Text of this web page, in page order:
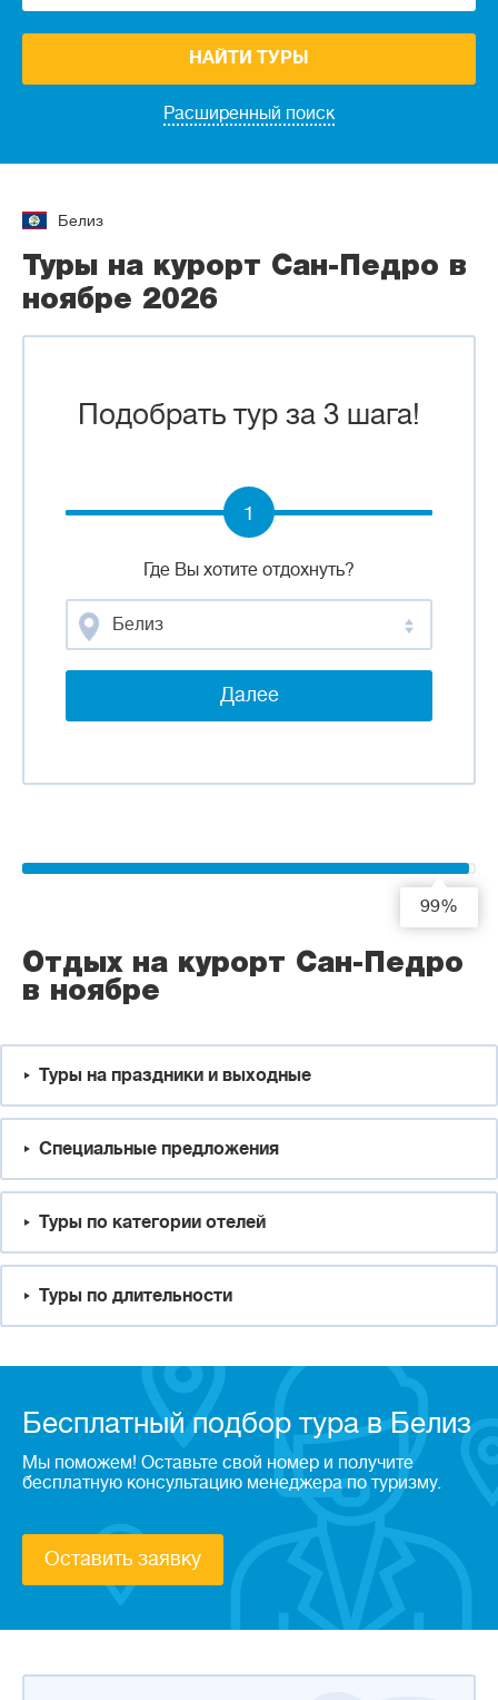
Расширенный поиск
НАЙТИ ТУРЫ
Белиз
Туры на курорт Сан-Педро в
ноябре 2026
Подобрать тур за 3 шага!
Где Вы хотите отдохнуть?
Белиз
Далее
1
99%
Отдых на курорт Сан-Педро
в ноябре
Туры на праздники и выходные
Специальные предложения
Туры по категории отелей
Туры по длительности
Бесплатный подбор тура в Белиз
Мы поможем! Оставьте свой номер и получите
бесплатную консультацию менеджера по туризму.
Оставить заявку